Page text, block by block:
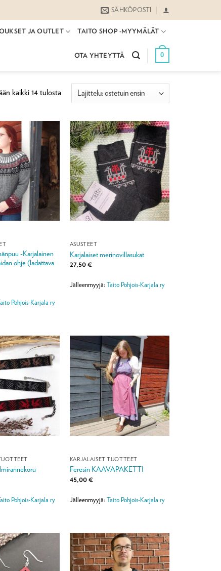
SÄHKÖPOSTI
JA OUTLET TAITO SHOP -MYYMÄLÄT
OTA YHTEYTTÄ 0
kaikki 14 tulostaSuosituimmat
ensin
-Karjalainen
ohje (ladattava
Pohjois-Karjala ry
ASUSTEET
Karjalaiset merinovillasukat
27,50€
Jälleenmyyjä: Taito Pohjois-Karjala ry
Pohjois-Karjala ry
KARJALAISET TUOTTEET
Feresin KAAVAPAKETTI
45,00€
Jälleenmyyjä: Taito Pohjois-Karjala ry